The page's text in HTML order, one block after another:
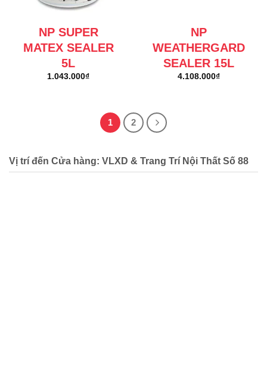
NP SUPER
MATEX SEALER
5L
1.043.000₫
NP
WEATHERGARD
SEALER 15L
4.108.000₫
1 2
Vị trí đến Cửa hàng: VLXD & Trang Trí Nội Thất Số 88